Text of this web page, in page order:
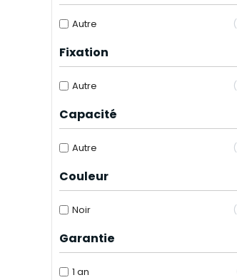
Autre
Fixation
Autre
Capacité
Autre
Couleur
Noir
Garantie
1 an